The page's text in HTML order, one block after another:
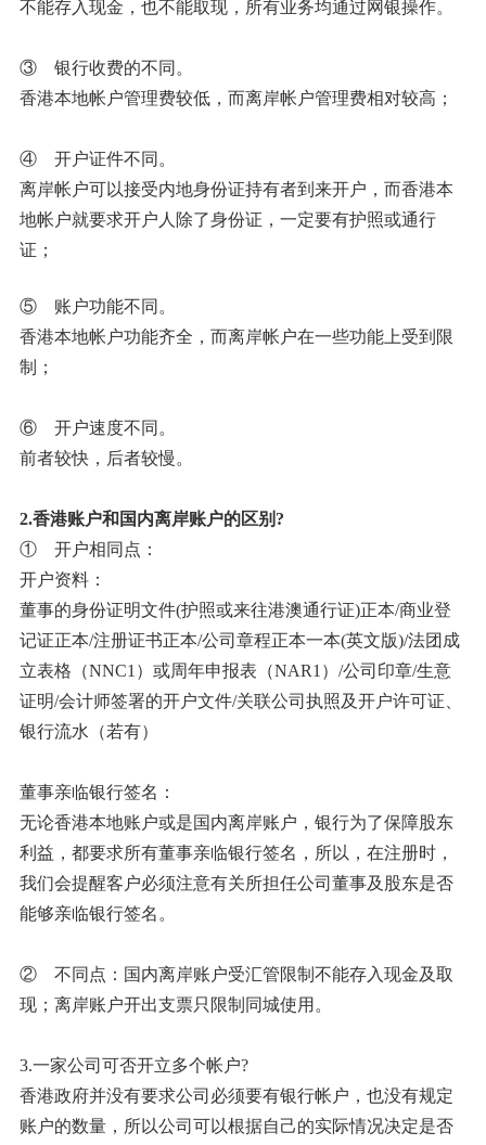
不能存入现金，也不能取现，所有业务均通过网银操作。
③ 银行收费的不同。
香港本地帐户管理费较低，而离岸帐户管理费相对较高；
④ 开户证件不同。
离岸帐户可以接受内地身份证持有者到来开户，而香港本
地帐户就要求开户人除了身份证，一定要有护照或通行
证；
⑤ 账户功能不同。
香港本地帐户功能齐全，而离岸帐户在一些功能上受到限
制；
⑥ 开户速度不同。
前者较快，后者较慢。
2.香港账户和国内离岸账户的区别?
① 开户相同点：
开户资料：
董事的身份证明文件(护照或来往港澳通行证)正本/商业登
记证正本/注册证书正本/公司章程正本一本(英文版)/法团成
立表格（NNC1）或周年申报表（NAR1）/公司印章/生意
证明/会计师签署的开户文件/关联公司执照及开户许可证、
银行流水（若有）
董事亲临银行签名：
无论香港本地账户或是国内离岸账户，银行为了保障股东
利益，都要求所有董事亲临银行签名，所以，在注册时，
我们会提醒客户必须注意有关所担任公司董事及股东是否
能够亲临银行签名。
② 不同点：国内离岸账户受汇管限制不能存入现金及取
现；离岸账户开出支票只限制同城使用。
3.一家公司可否开立多个帐户?
香港政府并没有要求公司必须要有银行帐户，也没有规定
账户的数量，所以公司可以根据自己的实际情况决定是否